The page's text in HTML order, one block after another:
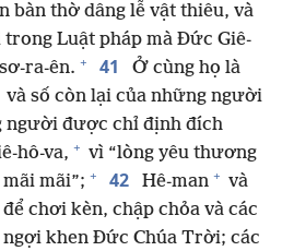
bàn thờ dâng lễ vật thiêu, và
Luật pháp mà Đức Giê-
ra-ên. + 41
Ở cùng họ là
và số còn lại của những người
được chỉ định đích
hô-va, + vì “lòng yêu thương
mãi”; + 42 Hê-man + và
chơi kèn, chập chỏa và các
khen Đức Chúa Trời; các